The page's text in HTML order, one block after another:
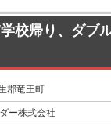
校帰り、ダブ
郡竜王町
ー株式会社